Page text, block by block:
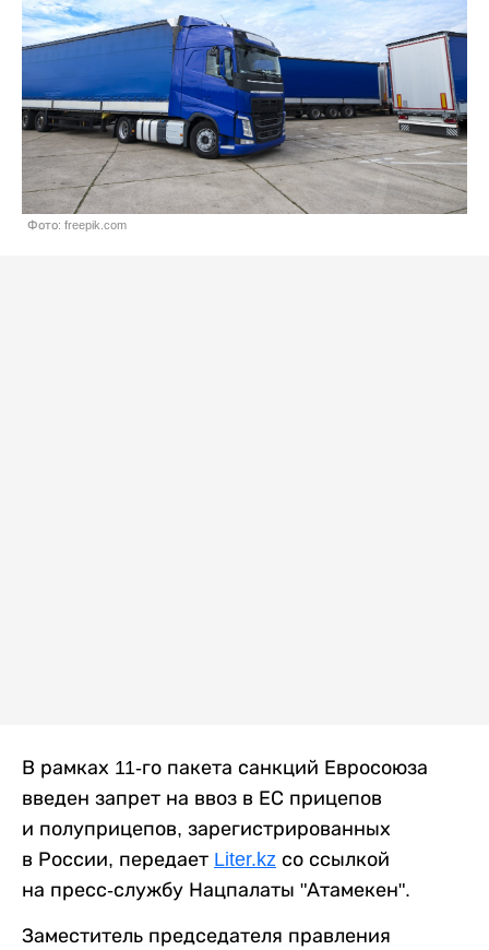
Фото: freepik.com
В рамках 11-го пакета санкций Евросоюза
введен запрет на ввоз в ЕС прицепов
и полуприцепов, зарегистрированных
в России, передает Liter.kz со ссылкой
на пресс-службу Нацпалаты "Атамекен".
Заместитель председателя правления